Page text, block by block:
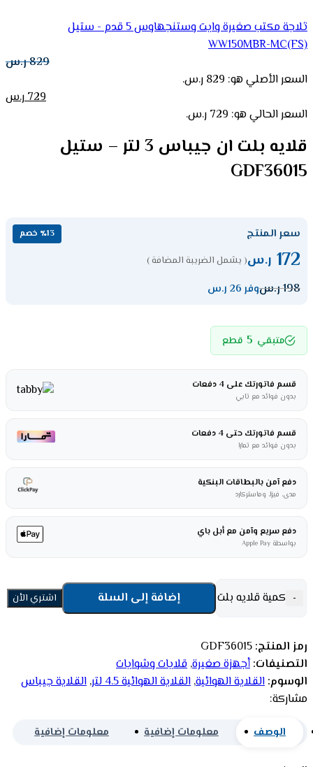
ثلاجة مكتب صغيرة وايت وستنجهاوس 5 قدم - ستيل
WW150MBR-MC(FS)
829ر.س
السعر الأصلي هو: 829 ر.س.
729ر.س
السعر الحالي هو: 729 ر.س.
قلايه بلت ان جيباس 3 لتر – ستيل
GDF36015
سعر المنتج ٪13 خصم
172 ر.س( يشمل الضريبة المضافة )
198ر.سوفر 26 ر.س
متبقي 5 قطع
قسم فاتورتك على 4 دفعات
بدون فوائد مع تابي
قسم فاتورتك حتى 4 دفعات
بدون فوائد مع تمارا
دفع آمن بالبطاقات البنكية
مدى، فيزا، وماستركارد
دفع سريع وآمن مع أبل باي
بواسطة Apple Pay
- كمية قلايه بلت ان جيباس 3 لتر - ستيل GDF36015 + إضافة إلى السلة اشتري الأن
رمز المنتج: GDF36015
التصنيفات: أجهزة صغيرة, قلايات وشوايات
الوسوم: القلاية الهوائية, القلاية الهوائية 4.5 لتر , القلاية جيباس
مشاركة:
الوصف معلومات إضافية معلومات إضافية